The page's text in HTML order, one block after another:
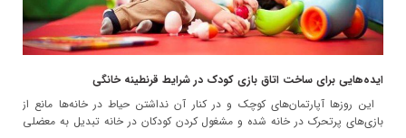
ایده‌هایی برای ساخت اتاق بازی کودک در شرایط قرنطینه خانگی
این روزها آپارتمان‌های کوچک و در کنار آن نداشتن حیاط در خانه‌ها مانع از
بازی‌های پرتحرک در خانه شده و مشغول کردن کودکان در خانه تبدیل به معضلی